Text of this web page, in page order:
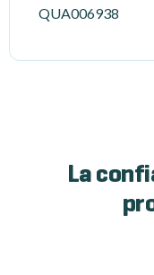
QUA006938
La